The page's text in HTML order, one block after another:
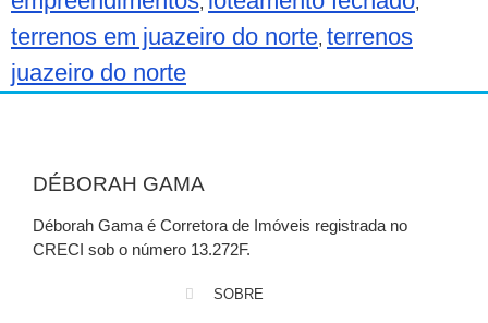
terrenos em juazeiro do norte, terrenos
juazeiro do norte
DÉBORAH GAMA
Déborah Gama é Corretora de Imóveis registrada no
CRECI sob o número 13.272F.
SOBRE